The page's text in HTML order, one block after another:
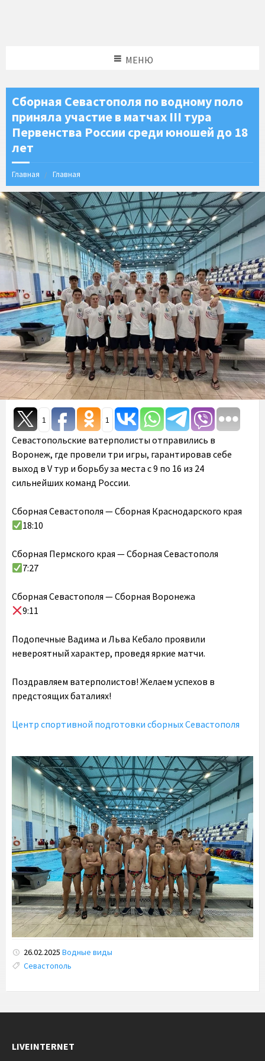
МЕНЮ
Сборная Севастополя по водному поло
приняла участие в матчах III тура
Первенства России среди юношей до 18
лет
Главная Главная
1 1
Севастопольские ватерполисты отправились в
Воронеж, где провели три игры, гарантировав себе
выход в V тур и борьбу за места с 9 по 16 из 24
сильнейших команд России.
Сборная Севастополя — Сборная Краснодарского края
18:10
Сборная Пермского края — Сборная Севастополя
7:27
Сборная Севастополя — Сборная Воронежа
9:11
Подопечные Вадима и Льва Кебало проявили
невероятный характер, проведя яркие матчи.
Поздравляем ватерполистов! Желаем успехов в
предстоящих баталиях!
Центр спортивной подготовки сборных Севастополя
26.02.2025 Водные виды
Tags:
Севастополь
LIVEINTERNET